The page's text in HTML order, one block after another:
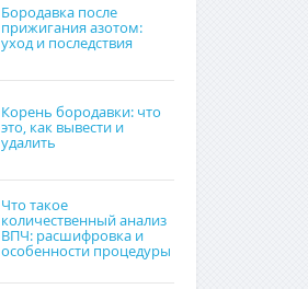
Бородавка после
прижигания азотом:
уход и последствия
Корень бородавки: что
это, как вывести и
удалить
Что такое
количественный анализ
ВПЧ: расшифровка и
особенности процедуры